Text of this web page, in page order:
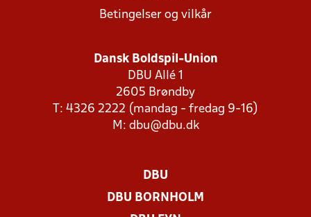
Betingelser og vilkår
Dansk Boldspil-Union
DBU Allé 1
2605 Brøndby
T: 4326 2222 (mandag - fredag 9-16)
M: dbu@dbu.dk
DBU
DBU BORNHOLM